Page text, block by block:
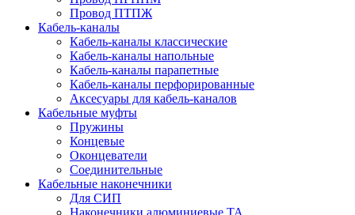
Провод ПТПЖ
Кабель-каналы
Кабель-каналы классические
Кабель-каналы напольные
Кабель-каналы парапетные
Кабель-каналы перфорированные
Аксесуары для кабель-каналов
Кабельные муфты
Пружины
Концевые
Оконцеватели
Соединительные
Кабельные наконечники
Для СИП
Наконечники алюминиевые ТА